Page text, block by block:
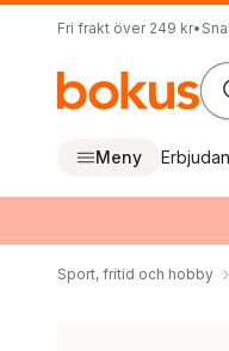
Fri frakt över 249 kr•
Meny
Sport, fritid och hobby